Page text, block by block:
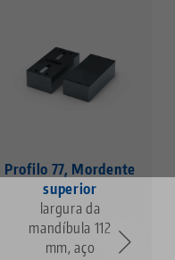
Profilo 77, Mordente
superior
largura da
mandíbula 112
mm, aço